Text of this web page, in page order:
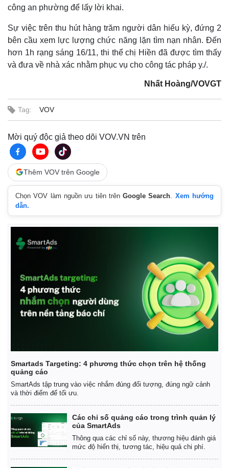
Thế giới
Quan sát
Cuộc sống đó đây
Hồ sơ
Video
Ảnh
công an phường để lấy lời khai.
Sự việc trên thu hút hàng trăm người dân hiếu kỳ, đứng 2
bên cầu xem lực lượng chức năng lặn tìm nạn nhân. Đến
hơn 1h rạng sáng 16/11, thi thể chị Hiền đã được tìm thấy
và đưa về nhà xác nhằm phục vụ cho công tác pháp y./.
Nhất Hoàng/VOVGT
Tag: VOV
Mời quý độc giả theo dõi VOV.VN trên
Thêm VOV trên Google
Chọn VOV làm nguồn ưu tiên trênGoogle Search
Xem hướng
dẫn.
Smartads Targeting: 4 phương thức chọn trên hệ thống
quảng cáo
SmartAds tập trung vào việc nhắm đúng đối tượng, đúng ngữ cảnh
và thời điểm để tối ưu.
Các chỉ số quảng cáo trong trình quản lý
của SmartAds
Thông qua các chỉ số này, thương hiệu đánh giá
mức độ hiển thị, tương tác, hiệu quả chi phí.